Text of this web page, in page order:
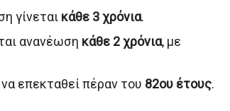
γίνεται κάθε 3 χρόνια.
ανανέωση κάθε 2 χρόνια, με
επεκταθεί πέραν του 82ου έτους.